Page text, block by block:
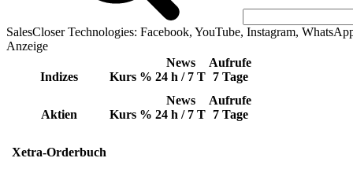
SalesCloser Technologies: Facebook, YouTube, Instagram,
Anzeige
Indizes Kurs %
News
24 h / 7 T
Aufrufe
7 Tage
Aktien Kurs %
News
24 h / 7 T
Aufrufe
7 Tage
Xetra-Orderbuch